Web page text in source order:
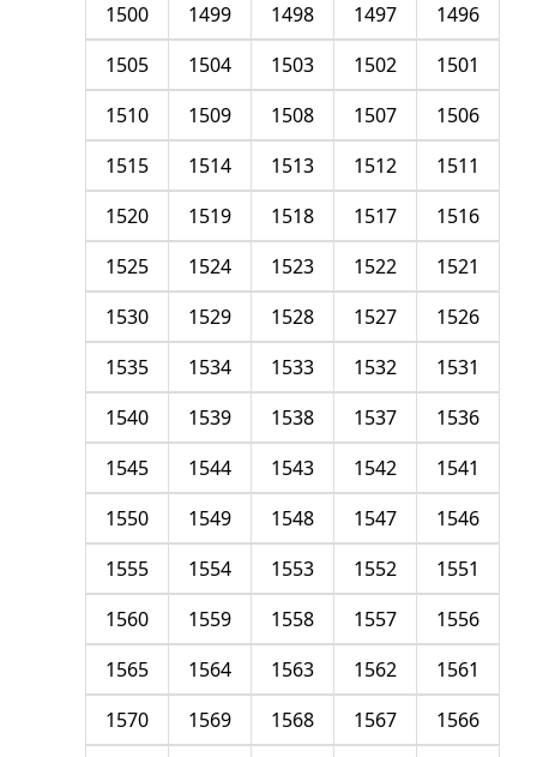
1496
1497
1498
1499
1500
1501
1502
1503
1504
1505
1506
1507
1508
1509
1510
1511
1512
1513
1514
1515
1516
1517
1518
1519
1520
1521
1522
1523
1524
1525
1526
1527
1528
1529
1530
1531
1532
1533
1534
1535
1536
1537
1538
1539
1540
1541
1542
1543
1544
1545
1546
1547
1548
1549
1550
1551
1552
1553
1554
1555
1556
1557
1558
1559
1560
1561
1562
1563
1564
1565
1566
1567
1568
1569
1570